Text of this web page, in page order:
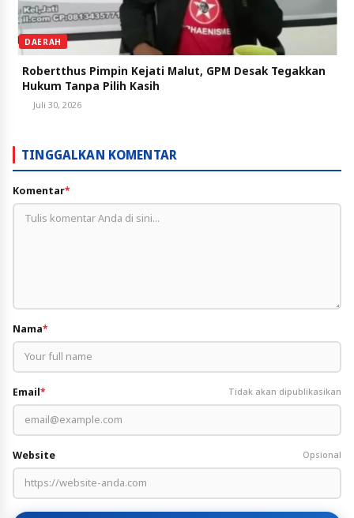
DAERAH
Robertthus Pimpin Kejati Malut, GPM Desak Tegakkan
Hukum Tanpa Pilih Kasih
Juli 30, 2026
TINGGALKAN KOMENTAR
Komentar*
Nama*
Email* Tidak akan dipublikasikan
Website Opsional